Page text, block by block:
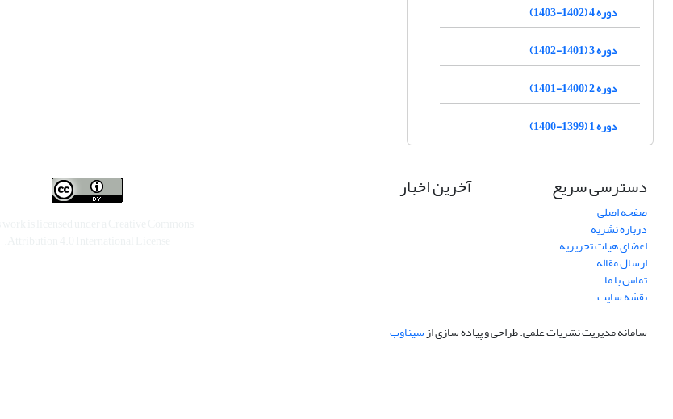
دوره 4 (1402-1403)
دوره 3 (1401-1402)
دوره 2 (1400-1401)
دوره 1 (1399-1400)
دسترسی سریع
صفحه اصلی
درباره نشریه
اعضای هیات تحریریه
ارسال مقاله
تماس با ما
نقشه سایت
آخرین اخبار
سامانه مدیریت نشریات علمی.طراحی و پیاده سازی ازسیناوب